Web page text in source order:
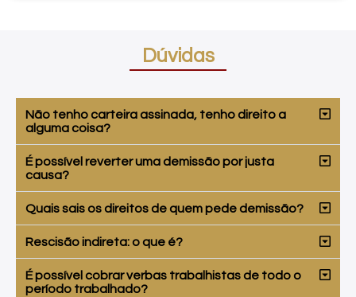
Dúvidas
Não tenho carteira assinada, tenho direito a
alguma coisa?
É possível reverter uma demissão por justa
causa?
Quais sais os direitos de quem pede demissão?
Rescisão indireta: o que é?
É possível cobrar verbas trabalhistas de todo o
período trabalhado?